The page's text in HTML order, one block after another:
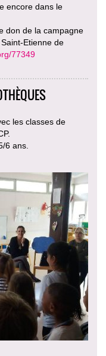
encore dans le
don de la campagne
Etienne de
77349
les classes de
6 ans.